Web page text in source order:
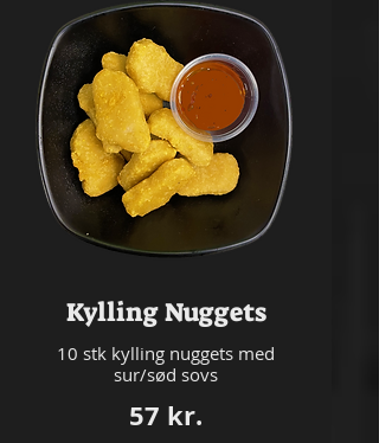
Kylling Nuggets
10 stk kylling nuggets med
sur/sød sovs
57 kr.